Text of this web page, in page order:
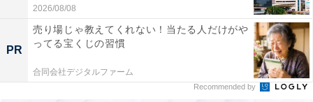
「名古屋市美術館」は常設展一般300円・中学生以
下無料！
2026/08/08
PR
売り場じゃ教えてくれない！当たる人だけがや
ってる宝くじの習慣
合同会社デジタルファーム
Recommended by